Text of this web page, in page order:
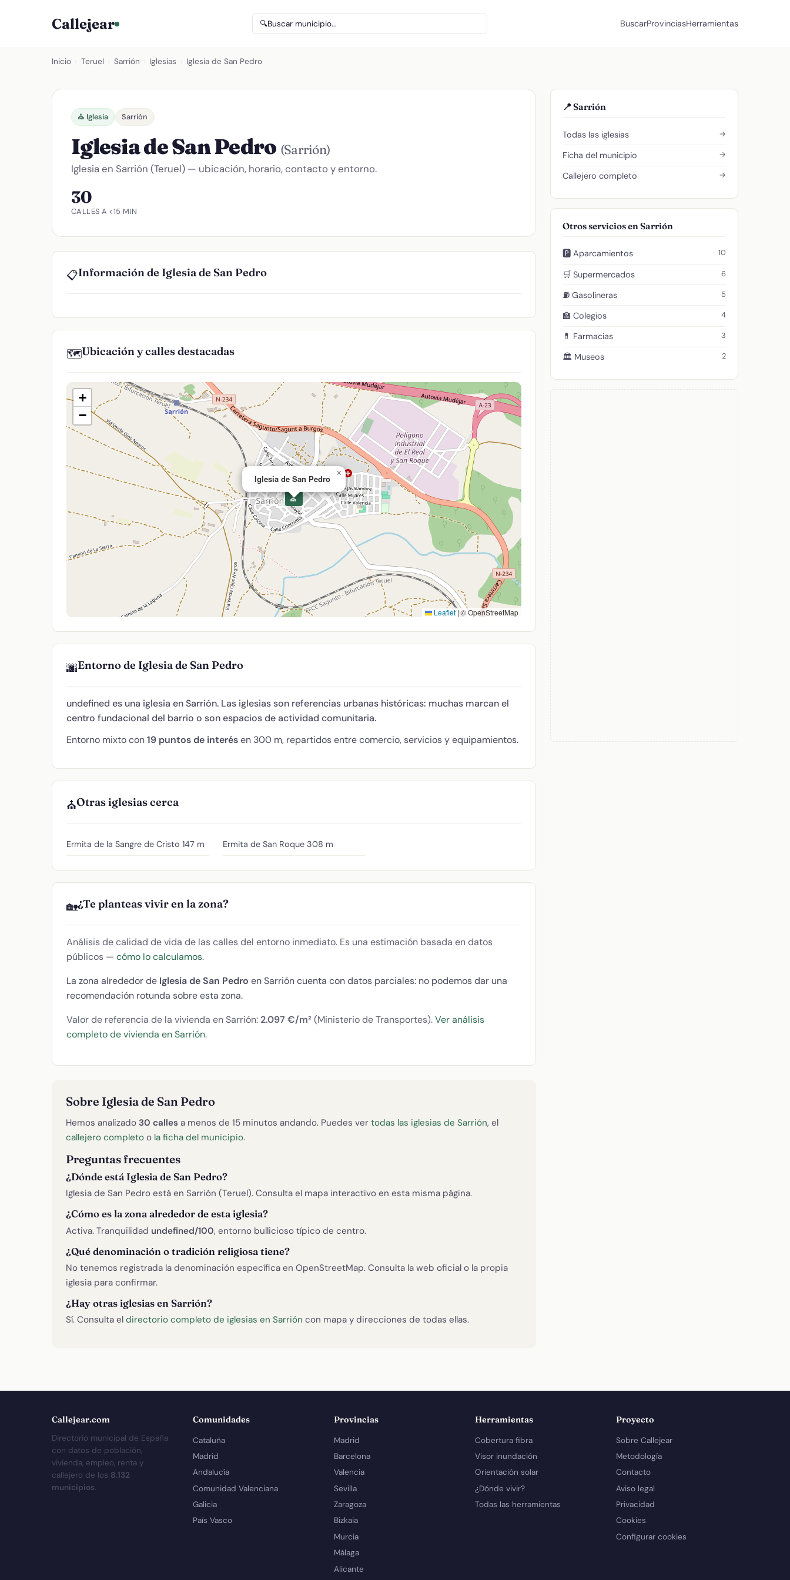
Callejear 🔍Buscar municipio... BuscarProvinciasHerramientas
Inicio Teruel Sarrión Iglesias Iglesia de San Pedro
⛪ Iglesia Sarrión
Iglesia de San Pedro (Sarrión)
Iglesia en Sarrión (Teruel) — ubicación, horario, contacto y entorno.
30
CALLES A <15 MIN
📋Información de Iglesia de San Pedro
🗺️Ubicación y calles destacadas
⛪
Iglesia de San Pedro
×
+
−
Leaflet|© OpenStreetMap
🌆Entorno de Iglesia de San Pedro
undefined es una iglesia en Sarrión. Las iglesias son referencias urbanas históricas: muchas marcan el
centro fundacional del barrio o son espacios de actividad comunitaria.
Entorno mixto con19 puntos de interésen 300 m, repartidos entre comercio, servicios y equipamientos.
⛪Otras iglesias cerca
Ermita de la Sangre de Cristo 147 m Ermita de San Roque 308 m
🏡¿Te planteas vivir en la zona?
Análisis de calidad de vida de las calles del entorno inmediato. Es una estimación basada en datos
públicos — cómo lo calculamos.
La zona alrededor de Iglesia de San Pedro en Sarrión cuenta con datos parciales: no podemos dar una
recomendación rotunda sobre esta zona.
Valor de referencia de la vivienda en Sarrión: 2.097 €/m² (Ministerio de Transportes).Ver análisis
completo de vivienda en Sarrión.
Sobre Iglesia de San Pedro
Hemos analizado 30 calles a menos de 15 minutos andando. Puedes ver todas las iglesias de Sarrión, el
callejero completo o la ficha del municipio.
Preguntas frecuentes
¿Dónde está Iglesia de San Pedro?
Iglesia de San Pedro está en Sarrión (Teruel). Consulta el mapa interactivo en esta misma página.
¿Cómo es la zona alrededor de esta iglesia?
Activa. Tranquilidad undefined/100, entorno bullicioso típico de centro.
¿Qué denominación o tradición religiosa tiene?
No tenemos registrada la denominación específica en OpenStreetMap. Consulta la web oficial o la propia
iglesia para confirmar.
¿Hay otras iglesias en Sarrión?
Sí. Consulta el directorio completo de iglesias en Sarrión con mapa y direcciones de todas ellas.
📍 Sarrión
Todas las iglesias →
Ficha del municipio →
Callejero completo →
Otros servicios en Sarrión
🅿️ Aparcamientos 10
🛒 Supermercados 6
⛽ Gasolineras 5
🏫 Colegios 4
💊 Farmacias 3
🏛️ Museos 2
Callejear.com
Directorio municipal de España
con datos de población,
vivienda, empleo, renta y
callejero de los 8.132
municipios.
Comunidades
Cataluña
Madrid
Andalucía
Comunidad Valenciana
Galicia
País Vasco
Provincias
Madrid
Barcelona
Valencia
Sevilla
Zaragoza
Bizkaia
Murcia
Málaga
Alicante
Herramientas
Cobertura fibra
Visor inundación
Orientación solar
¿Dónde vivir?
Todas las herramientas
Proyecto
Sobre Callejear
Metodología
Contacto
Aviso legal
Privacidad
Cookies
Configurar cookies